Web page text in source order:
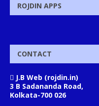
ROJDIN APPS
CONTACT
J.B Web (rojdin.in)
3 B Sadananda Road,
Kolkata-700 026